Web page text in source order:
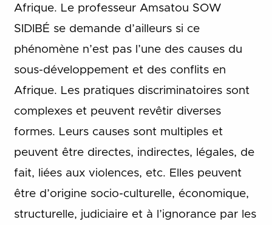
Afrique. Le professeur Amsatou SOW
SIDIBÉ se demande d’ailleurs si ce
phénomène n’est pas l’une des causes du
sous-développement et des conflits en
Afrique. Les pratiques discriminatoires sont
complexes et peuvent revêtir diverses
formes. Leurs causes sont multiples et
peuvent être directes, indirectes, légales, de
fait, liées aux violences, etc. Elles peuvent
être d’origine socio-culturelle, économique,
structurelle, judiciaire et à l’ignorance par les